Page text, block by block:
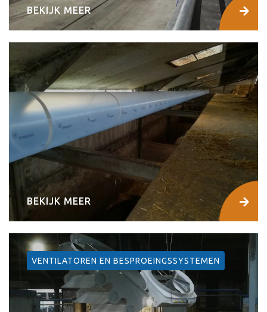
BEKIJK MEER
BEKIJK MEER
VENTILATOREN EN BESPROEINGSSYSTEMEN